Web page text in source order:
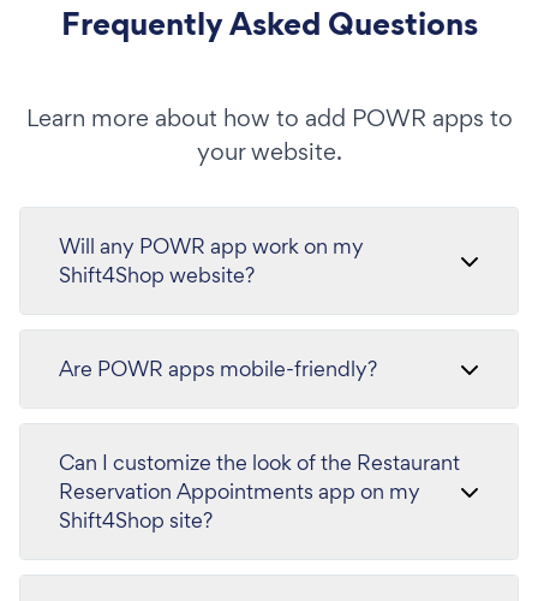
Frequently Asked Questions
Learn more about how to add POWR apps to
your website.
Will any POWR app work on my
Shift4Shop website?
Are POWR apps mobile-friendly?
Can I customize the look of the Restaurant
Reservation Appointments app on my
Shift4Shop site?